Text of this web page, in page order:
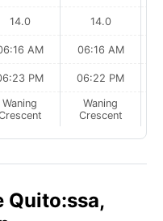
14.0
AM
PM
Waning
14.0
06:16 AM
06:22 PM
Waning
Crescent
Quito:ssa,